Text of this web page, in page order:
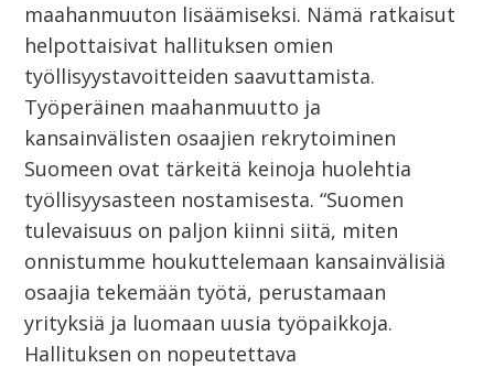
maahanmuuton lisäämiseksi. Nämä ratkaisut
helpottaisivat hallituksen omien
työllisyystavoitteiden saavuttamista.
Työperäinen maahanmuutto ja
kansainvälisten osaajien rekrytoiminen
Suomeen ovat tärkeitä keinoja huolehtia
työllisyysasteen nostamisesta. “Suomen
tulevaisuus on paljon kiinni siitä, miten
onnistumme houkuttelemaan kansainvälisiä
osaajia tekemään työtä, perustamaan
yrityksiä ja luomaan uusia työpaikkoja.
Hallituksen on nopeutettava